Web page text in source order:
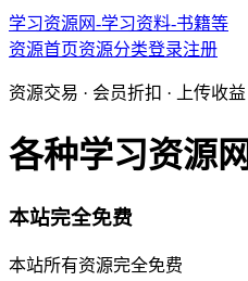
学习资源网-学习资料-书籍等
资源首页资源分类登录注册
资源交易 · 会员折扣 · 上传收益
各种学习资源网
本站完全免费
本站所有资源完全免费